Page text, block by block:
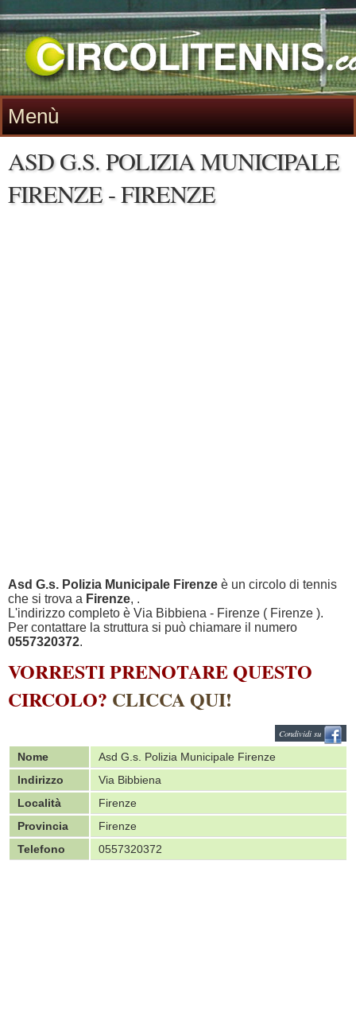
Menù
ASD G.S. POLIZIA MUNICIPALE
FIRENZE - FIRENZE
Asd G.s. Polizia Municipale Firenze è un circolo di tennis
che si trova a Firenze, .
L'indirizzo completo è Via Bibbiena - Firenze ( Firenze ).
Per contattare la struttura si può chiamare il numero
0557320372.
VORRESTI PRENOTARE QUESTO
CIRCOLO? CLICCA QUI!
Condividi su
Nome
Asd G.s. Polizia Municipale Firenze
Indirizzo
Via Bibbiena
Località
Firenze
Provincia
Firenze
Telefono
0557320372